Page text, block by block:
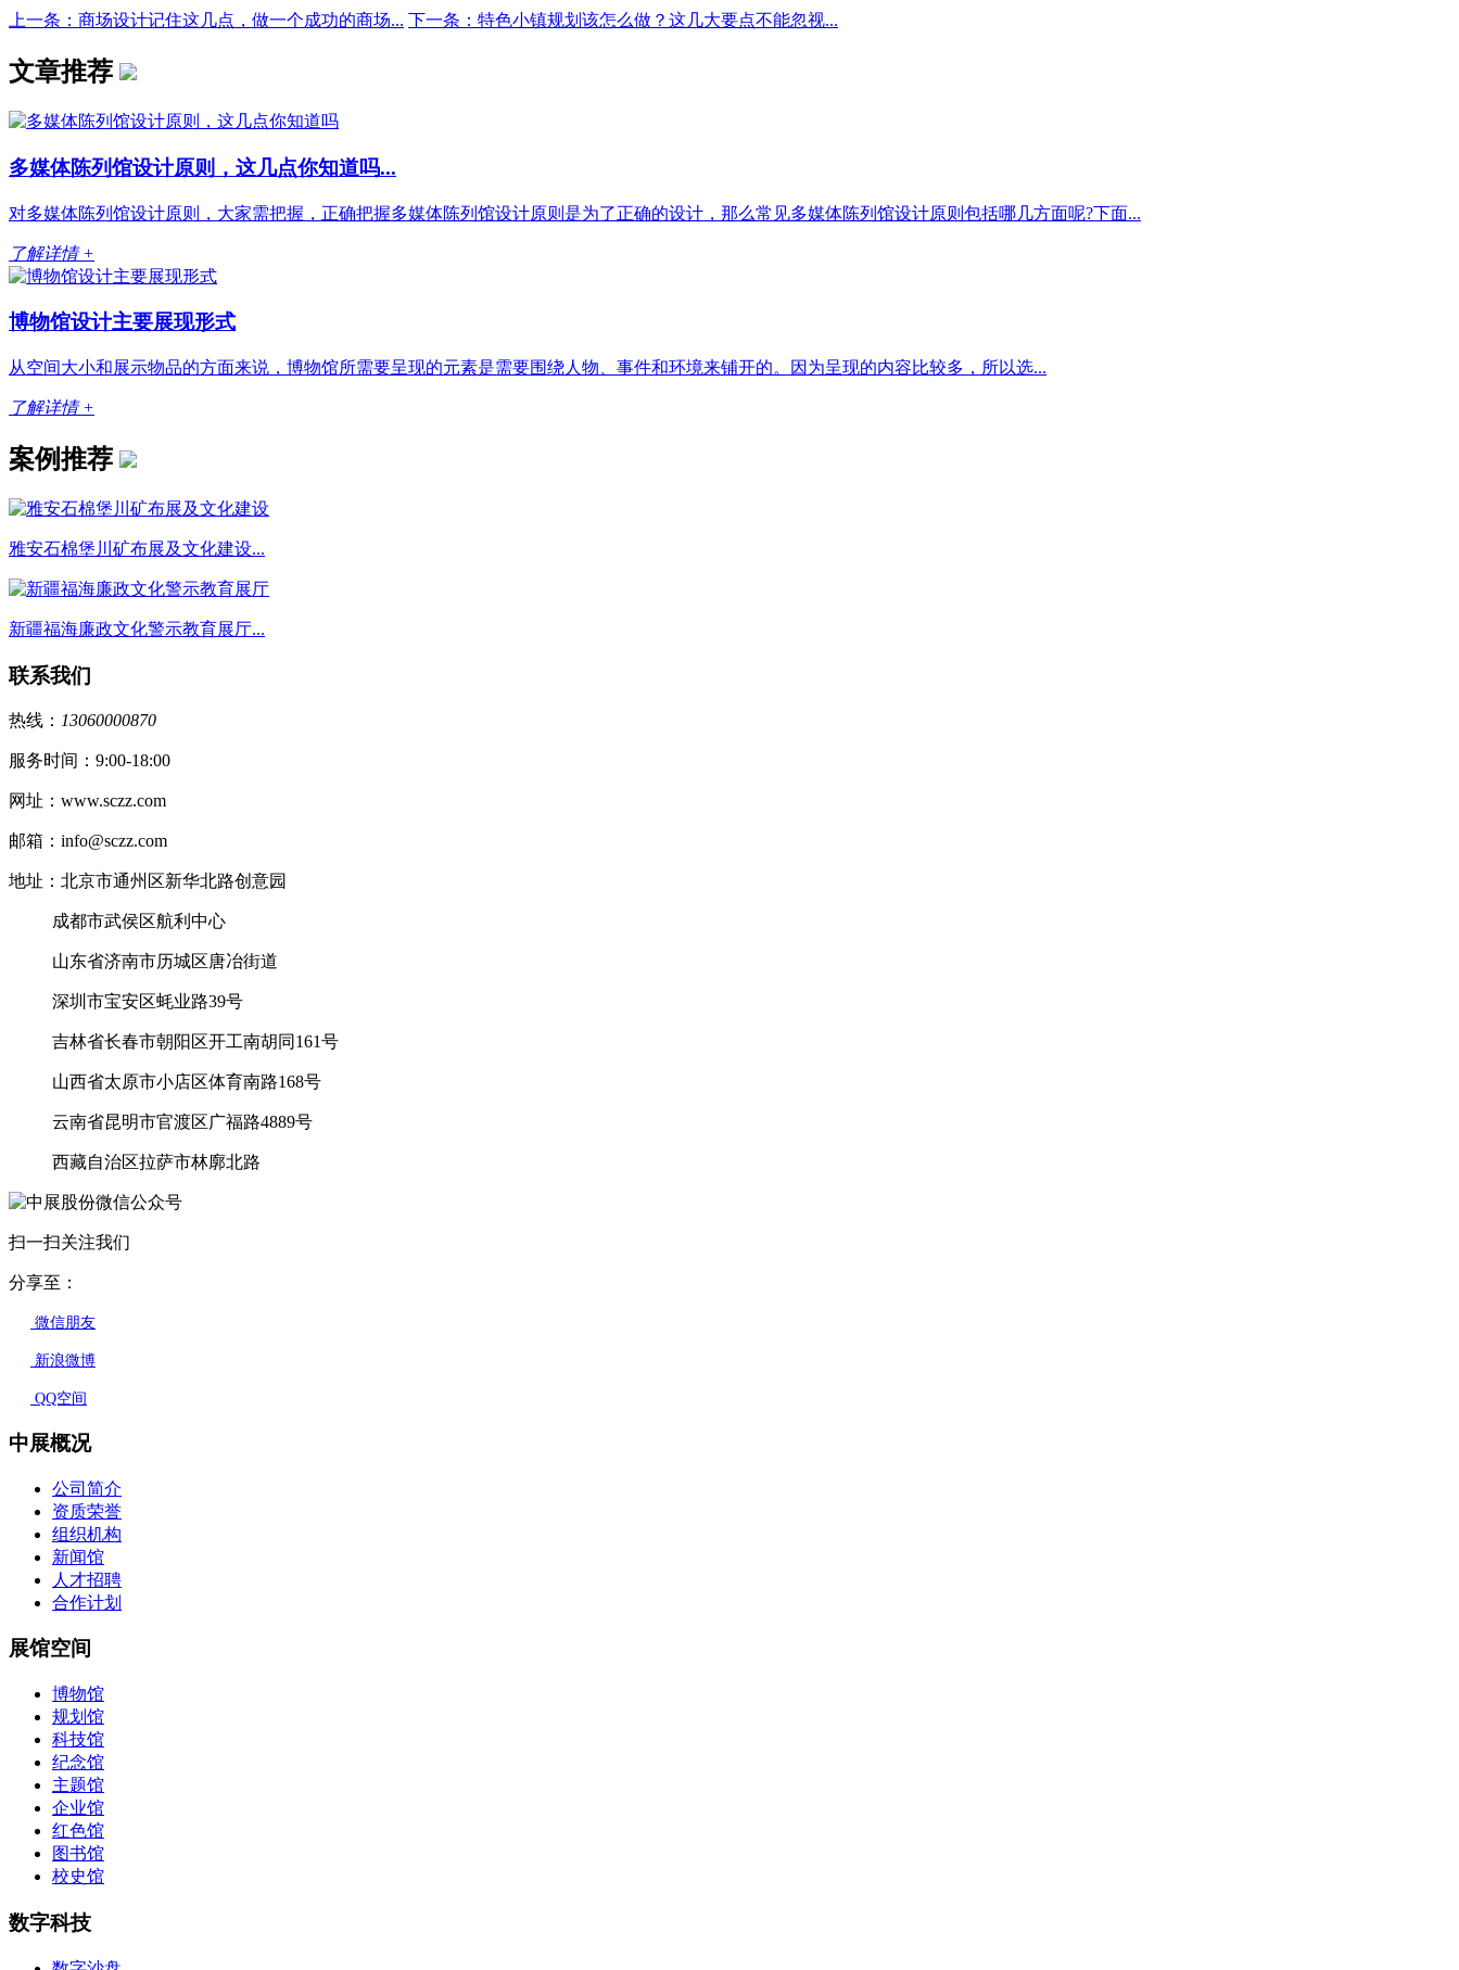
上一条：商场设计记住这几点，做一个成功的商场... 下一条：特色小镇规划该怎么做？这几大要点不能忽视...
文章推荐
多媒体陈列馆设计原则，这几点你知道吗...
对多媒体陈列馆设计原则，大家需把握，正确把握多媒体陈列馆设计原则是为了正确的设计，那么常见多媒体陈列馆设计原则包括哪几方面呢?下面...
了解详情 +
博物馆设计主要展现形式
从空间大小和展示物品的方面来说，博物馆所需要呈现的元素是需要围绕人物、事件和环境来铺开的。因为呈现的内容比较多，所以选...
了解详情 +
案例推荐
雅安石棉堡川矿布展及文化建设...
新疆福海廉政文化警示教育展厅...
联系我们
热线： 13060000870
服务时间：9:00-18:00
网址：www.sczz.com
邮箱：info@sczz.com
地址：北京市通州区新华北路创意园
成都市武侯区航利中心
山东省济南市历城区唐冶街道
深圳市宝安区蚝业路39号
吉林省长春市朝阳区开工南胡同161号
山西省太原市小店区体育南路168号
云南省昆明市官渡区广福路4889号
西藏自治区拉萨市林廓北路
扫一扫关注我们
分享至：
微信朋友
新浪微博
QQ空间
中展概况
公司简介
资质荣誉
组织机构
新闻馆
人才招聘
合作计划
展馆空间
博物馆
规划馆
科技馆
纪念馆
主题馆
企业馆
红色馆
图书馆
校史馆
数字科技